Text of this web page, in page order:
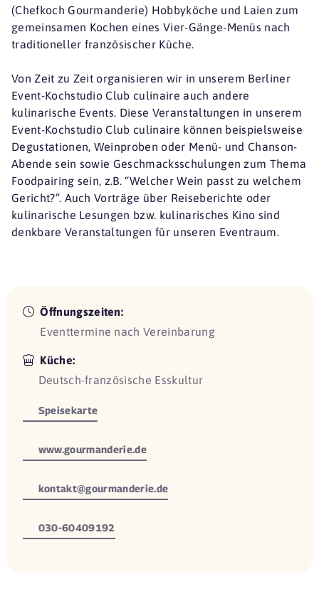
(Chefkoch Gourmanderie) Hobbyköche und Laien zum
gemeinsamen Kochen eines Vier-Gänge-Menüs nach
traditioneller französischer Küche.
Von Zeit zu Zeit organisieren wir in unserem Berliner
Event-Kochstudio Club culinaire auch andere
kulinarische Events. Diese Veranstaltungen in unserem
Event-Kochstudio Club culinaire können beispielsweise
Degustationen, Weinproben oder Menü- und Chanson-
Abende sein sowie Geschmacksschulungen zum Thema
Foodpairing sein, z.B. “Welcher Wein passt zu welchem
Gericht?”. Auch Vorträge über Reiseberichte oder
kulinarische Lesungen bzw. kulinarisches Kino sind
denkbare Veranstaltungen für unseren Eventraum.
Öffnungszeiten:
Eventtermine nach Vereinbarung
Küche:
Deutsch-französische Esskultur
Speisekarte
www.gourmanderie.de
kontakt@gourmanderie.de
030-60409192